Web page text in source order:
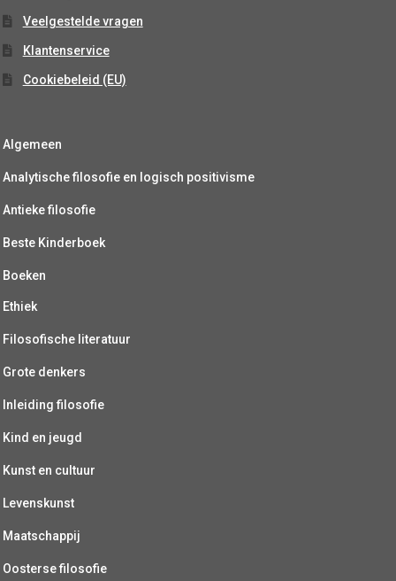
Veelgestelde vragen
Klantenservice
Cookiebeleid (EU)
Algemeen
Analytische filosofie en logisch positivisme
Antieke filosofie
Beste Kinderboek
Boeken
Ethiek
Filosofische literatuur
Grote denkers
Inleiding filosofie
Kind en jeugd
Kunst en cultuur
Levenskunst
Maatschappij
Oosterse filosofie